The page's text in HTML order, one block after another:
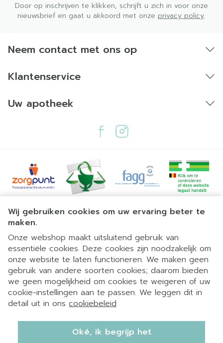
Wij gebruiken cookies om uw ervaring beter te
maken.
Onze webshop maakt uitsluitend gebruik van
essentiële cookies. Deze cookies zijn noodzakelijk om
onze website te laten functioneren. We maken geen
gebruik van andere soorten cookies; daarom bieden
we geen mogelijkheid om cookies te weigeren of uw
cookie-instellingen aan te passen. We leggen dit in
detail uit in ons cookiebeleid
Oké, ik begrijp het
Hypokaliëmie met bèta-
agonisten
Hyperglykemie
Door op inschrijven te klikken, schrijft u zich in voor onze
nieuwsbrief en gaat u akkoord met onze privacy policy.
Neem contact met ons op
Klantenservice
Uw apotheek
Juridische links